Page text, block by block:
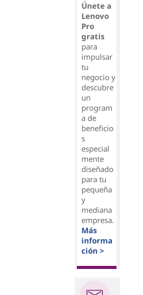
Únete a
Lenovo
Pro
gratis
para
impulsar
tu
negocio y
descubre
un
program
a de
beneficio
s
especial
mente
diseñado
para tu
pequeña
y
mediana
empresa.
Más
informa
ción >